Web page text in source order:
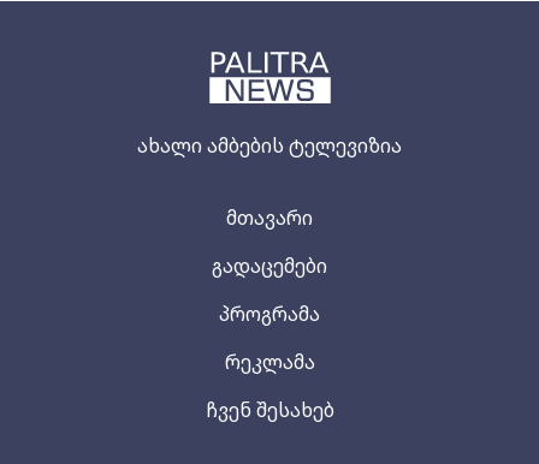
ახალი ამბების ტელევიზია
მთავარი
გადაცემები
პროგრამა
რეკლამა
ჩვენ შესახებ